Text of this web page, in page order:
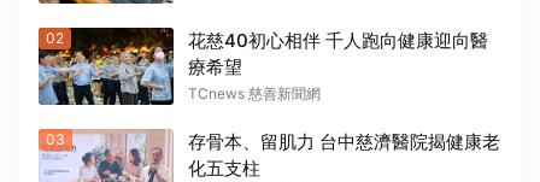
02
花慈40初心相伴 千人跑向健康迎向醫
療希望
TCnews 慈善新聞網
03
存骨本、留肌力 台中慈濟醫院揭健康老
化五支柱